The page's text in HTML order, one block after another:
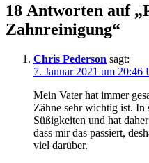
18 Antworten auf
Zahnreinigung“
Chris Pederson sagt:
7. Januar 2021 um 20:46
Mein Vater hat immer
Zähne sehr wichtig ist. In
Süßigkeiten und hat
dass mir das passiert,
viel darüber.